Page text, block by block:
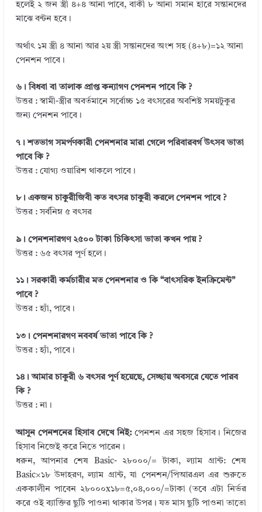
হলেই ২ জন স্ত্রী ৪+৪ আনা পাবে, বাকী ৮ আনা সমান হারে সন্তানদের
মাঝে বন্টন হবে।
অর্থাৎ ১ম স্ত্রী ৪ আনা আর ২য় স্ত্রী সন্তানদের অংশ সহ (৪+৮)=১২ আনা
পেনশন পাবে।
৬। বিধবা বা তালাক প্রাপ্ত কন্যাগণ পেনশন পাবে কি ?
উত্তর : স্বামী-স্ত্রীর অবর্তমানে সর্বোচ্চ ১৫ বৎসরের অবশিষ্ট সময়টুকুর
জন্য পেনশন পাবে।
৭। শতভাগ সমর্পণকারী পেনশনার মারা গেলে পরিবারবর্গ উৎসব ভাতা
পাবে কি ?
উত্তর : যোগ্য ওয়ারিশ থাকলে পাবে।
৮। একজন চাকুরীজিবী কত বৎসর চাকুরী করলে পেনশন পাবে ?
উত্তর : সর্বনিম্ন ৫ বৎসর
৯। পেনশনারগণ ২৫০০ টাকা চিকিৎসা ভাতা কখন পায় ?
উত্তর : ৬৫ বৎসর পূর্ণ হলে।
১১। সরকারী কর্মচারীর মত পেনশনার ও কি “বাৎসরিক ইনক্রিমেন্ট”
পাবে ?
উত্তর : হ্যাঁ, পাবে।
১৩। পেনশনারগণ নববর্ষ ভাতা পাবে কি ?
উত্তর : হ্যাঁ, পাবে।
১৪। আমার চাকুরী ৬ বৎসর পূর্ণ হয়েছে, সেচ্ছায় অবসরে যেতে পারব
কি ?
উত্তর : না।
আসুন পেনশনের হিসাব দেখে নিই:পেনশন এর সহজ হিসাব। নিজের
হিসাব নিজেই করে নিতে পারেন।
ধরুন, আপনার শেষ Basic- ২৮০০০/= টাকা, ল্যাম গ্রান্ট: শেষ
Basic×১৮ উদাহরণ, ল্যাম গ্রান্ট, যা পেনশন/পিআরএল এর শুরুতে
এককালীন পাবেন ২৮০০০x১৮=৫,০৪,০০০/=টাকা (তবে এটা নির্ভর
করে ওই ব্যাক্তির ছুটি পাওনা থাকার উপর। যত মাস ছুটি পাওনা তাতো